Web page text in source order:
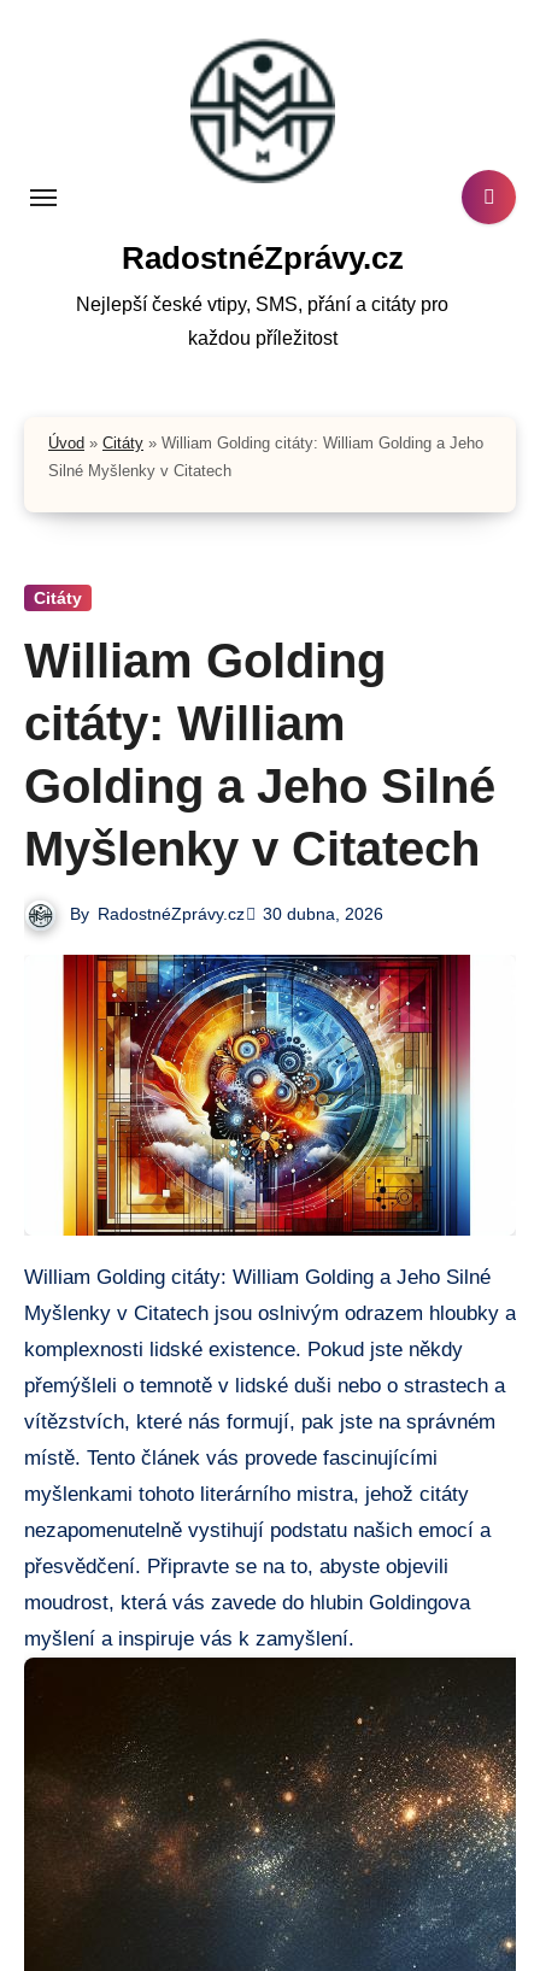
RadostnéZprávy.cz
Nejlepší české vtipy, SMS, přání a citáty pro
každou příležitost
Úvod » Citáty » William Golding citáty: William Golding a Jeho
Silné Myšlenky v Citatech
Citáty
William Golding
citáty: William
Golding a Jeho Silné
Myšlenky v Citatech
By RadostnéZprávy.cz 30 dubna, 2026
William Golding citáty: William Golding a Jeho Silné
Myšlenky v Citatech jsou oslnivým odrazem hloubky a
komplexnosti lidské existence. Pokud jste někdy
přemýšleli o temnotě v lidské duši nebo o strastech a
vítězstvích, které nás formují, pak jste na správném
místě. Tento článek vás provede fascinujícími
myšlenkami tohoto literárního mistra, jehož citáty
nezapomenutelně vystihují podstatu našich emocí a
přesvědčení. Připravte se na to, abyste objevili
moudrost, která vás zavede do hlubin Goldingova
myšlení a inspiruje vás k zamyšlení.